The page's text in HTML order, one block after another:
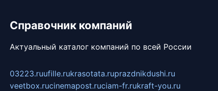
Справочник компаний
Актуальный каталог компаний по всей России
03223.ruufille.rukrasotata.ruprazdnikdushi.ru
veetbox.rucinemapost.ruciam-fr.rukraft-you.ru